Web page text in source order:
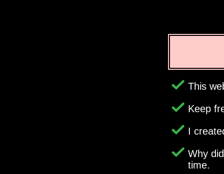
This
Keep
I
Why
time.